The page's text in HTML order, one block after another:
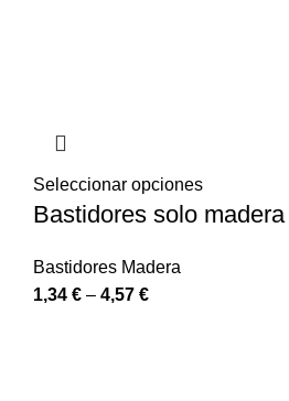
Seleccionar opciones
Bastidores solo
Bastidores Madera
1,34 € – 4,57 €